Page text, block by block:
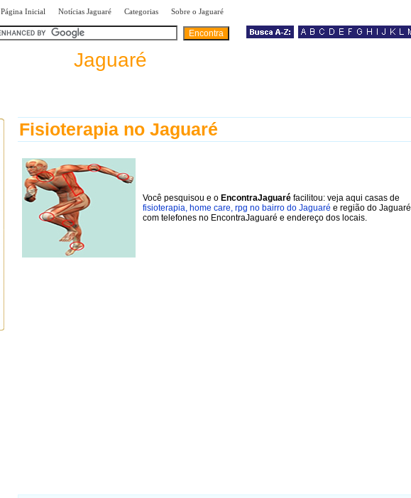
Página Inicial Notícias Jaguaré Categorias Sobre o Jaguaré
Jaguaré
Fisioterapia no Jaguaré
Você pesquisou e o EncontraJaguaré facilitou: veja aqui casas de
fisioterapia, home care, rpg no bairro do Jaguaré e região do Jaguaré,
com telefones no EncontraJaguaré e endereço dos locais.